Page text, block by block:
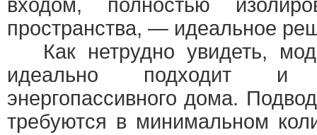
входом, полностью
пространства, — идеальное
Как нетрудно увидеть,
идеально подходит и
энергопассивного дома.
требуются в минимальном